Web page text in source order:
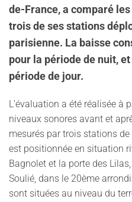
de-France, a comparé
trois de ses stations
parisienne. La baisse
pour la période de nuit,
période de jour.
L’évaluation a été réalisée à
niveaux sonores avant et
mesurés par trois stations
est positionnée en situation
Bagnolet et la porte des
Soulié, dans le 20ème
sont situées au niveau du